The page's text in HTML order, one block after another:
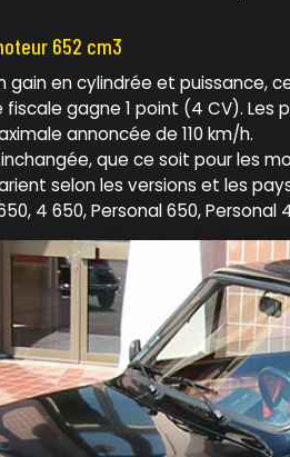
652 cm3
gain en cylindrée et
fiscale gagne 1 point (4 CV).
annoncée de 110 km/h.
que ce soit pour les
selon les versions et les
4 650, Personal 650, Personal